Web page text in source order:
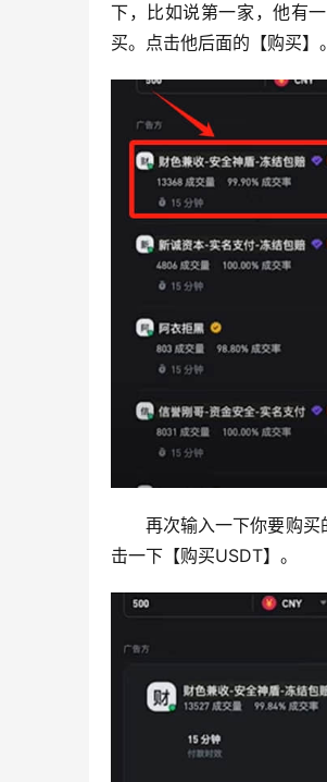
下，比如说第一家，他有
买。点击他后面的【购买】。
再次输入一下你要购
击一下【购买USDT】。